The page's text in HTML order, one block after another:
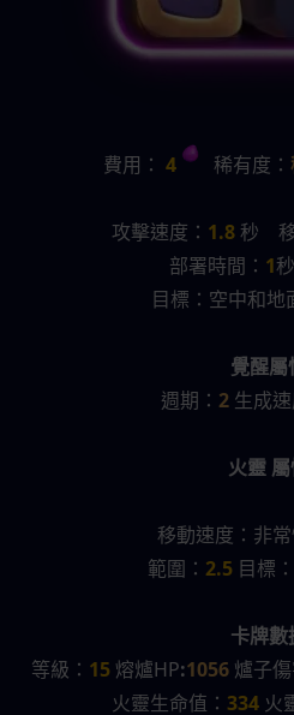
費用： 4 稀有度：
攻擊速度： 1.8 秒
部署時間： 1
目標：空中和地
覺醒屬
週期： 2 生成速
火靈
移動速度：非
範圍： 2.5 目標
卡牌數
等級： 15 熔爐HP:1056 爐子
火靈生命值： 334 火